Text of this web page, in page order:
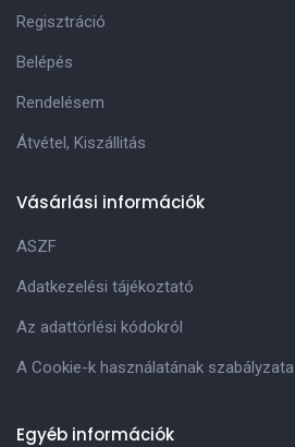
Regisztráció
Belépés
Rendelésem
Átvétel, Kiszállitás
Vásárlási információk
ASZF
Adatkezelési tájékoztató
Az adattörlési kódokról
A Cookie-k használatának szabályzata
Egyéb információk